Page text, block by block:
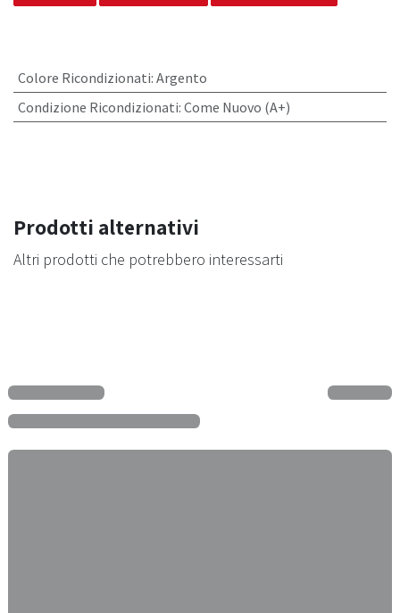
Colore Ricondizionati: Argento
Condizione Ricondizionati: Come Nuovo (A+)
Prodotti alternativi
Altri prodotti che potrebbero interessarti